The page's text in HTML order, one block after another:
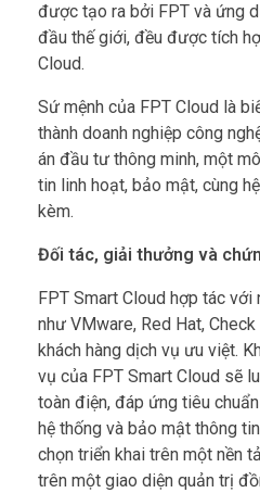
được tạo ra bởi FPT và ứng
đầu thế giới, đều được tích
Cloud.
Sứ mệnh của FPT Cloud là
thành doanh nghiệp công
án đầu tư thông minh, một
tin linh hoạt, bảo mật, cùng
kèm.
Đối tác, giải thưởng và
FPT Smart Cloud hợp tác
như VMware, Red Hat,
khách hàng dịch vụ ưu việt.
vụ của FPT Smart Cloud sẽ
toàn điện, đáp ứng tiêu
hệ thống và bảo mật thông
chọn triển khai trên một nền
trên một giao diện quản trị